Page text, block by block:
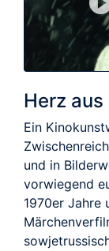
Herz aus
Ein
und in
vorwiegend
1970er Jahre